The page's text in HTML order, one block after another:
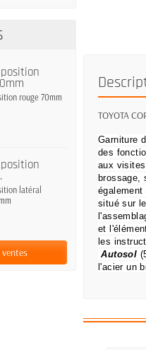
rouge 70mm
latéral
ventes
TOYOTA
Garniture
des
aux
brossage,
situé sur
et
les
Autosol
l'acier un